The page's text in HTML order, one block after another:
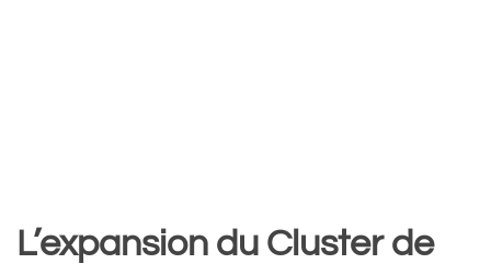
L’expansion du Cluster de